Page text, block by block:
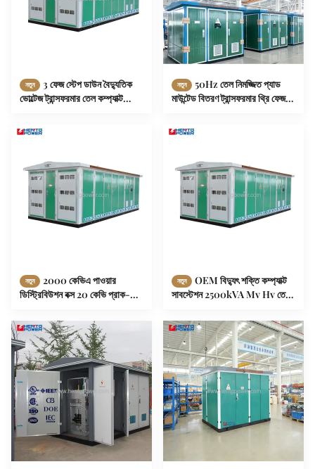
নতুন
3 ফেজ স্টেপ ডাউন বৈদ্যুতিক
ভোল্টেজ ট্রান্সফরমার তেল কম্প্যাক্ট
নতুন
50Hz তেল নিমজ্জিত প্যাড
মাউন্টেড বিতরণ ট্রান্সফরমার থ্রি ফেজ
নতুন
2000 কেভিএ পাওয়ার
ডিস্ট্রিবিউশন বক্স 20 কেভি প্রাক-
এমভি বক্স থ্রি
নতুন
OEM বিদ্যুৎ শক্তি কম্প্যাক্ট
সাবস্টেশন 2500kVA Mv Hv তেল